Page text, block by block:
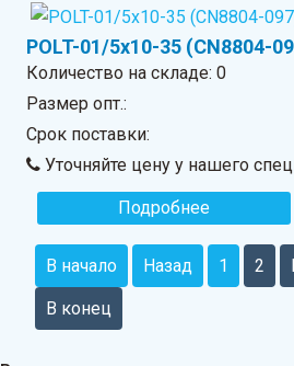
POLT-01/5x10-35 (CN8804-
Количество на складе:0
Размер опт.:
Срок поставки:
Уточняйте цену у нашего
Подробнее
В начало Назад 1 2
В конец